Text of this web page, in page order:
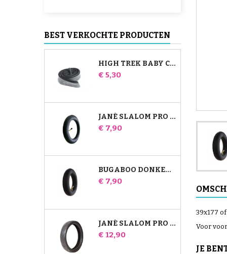
BEST VERKOCHTE PRODUCTEN
HIGH TREK BABY COMFORT BINNENBAND
Prijs
€ 5,30
JANÉ SLALOM PRO EN POWERTWIN KINDERWAGEN BINNENBAND
Prijs
€ 7,90
BUGABOO DONKEY KINDERWAGEN LUCHTKAMER VOOR
Prijs
€ 7,90
JANÉ SLALOM PRO EN POWERTWIN KINDERWAGENBAND
Prijs
€ 12,90
39x177
Voor
JE